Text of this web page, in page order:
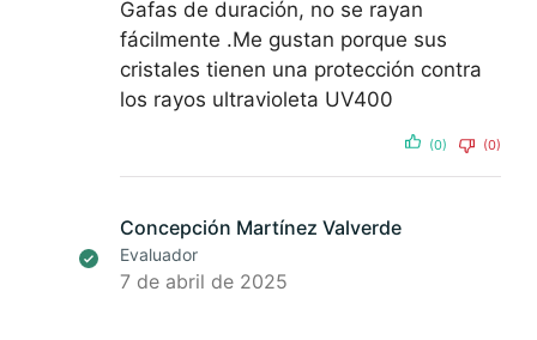
Gafas de duración, no se rayan
fácilmente .Me gustan porque sus
cristales tienen una protección contra
los rayos ultravioleta UV400
(0) (0)
Concepción Martínez Valverde
Evaluador
7 de abril de 2025